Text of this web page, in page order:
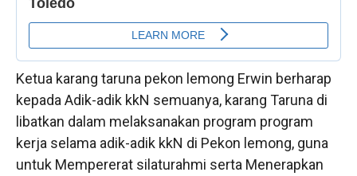
Ketua karang taruna pekon lemong Erwin berharap
kepada Adik-adik kkN semuanya, karang Taruna di
libatkan dalam melaksanakan program program
kerja selama adik-adik kkN di Pekon lemong, guna
untuk Mempererat silaturahmi serta Menerapkan